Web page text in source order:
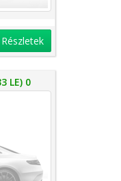
Részletek
LE) 0